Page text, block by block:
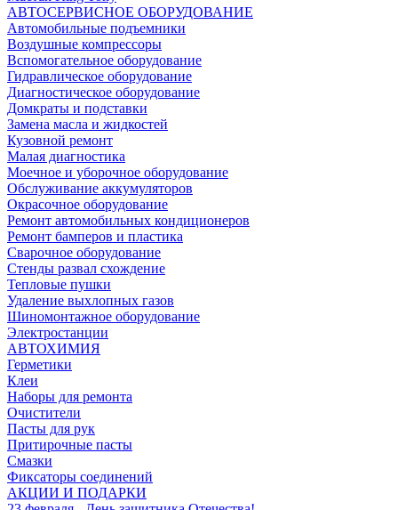
АВТОСЕРВИСНОЕ ОБОРУДОВАНИЕ
Автомобильные подъемники
Воздушные компрессоры
Вспомогательное оборудование
Гидравлическое оборудование
Диагностическое оборудование
Домкраты и подставки
Замена масла и жидкостей
Кузовной ремонт
Малая диагностика
Моечное и уборочное оборудование
Обслуживание аккумуляторов
Окрасочное оборудование
Ремонт автомобильных кондиционеров
Ремонт бамперов и пластика
Сварочное оборудование
Стенды развал схождение
Тепловые пушки
Удаление выхлопных газов
Шиномонтажное оборудование
Электростанции
АВТОХИМИЯ
Герметики
Клеи
Наборы для ремонта
Очистители
Пасты для рук
Притирочные пасты
Смазки
Фиксаторы соединений
АКЦИИ И ПОДАРКИ